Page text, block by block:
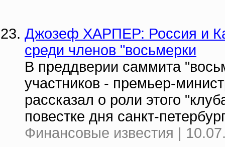
Джозеф ХАРПЕР: Россия и
среди членов "восьмерки
В преддверии саммита
участников - премьер-
рассказал о роли этого
повестке дня санкт-
Финансовые известия |